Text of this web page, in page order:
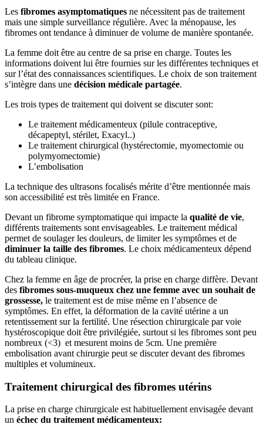
Les fibromes asymptomatiques ne nécessitent pas de traitement
mais une simple surveillance régulière. Avec la ménopause, les
fibromes ont tendance à diminuer de volume de manière spontanée.
La femme doit être au centre de sa prise en charge. Toutes les
informations doivent lui être fournies sur les différentes techniques et
sur l’état des connaissances scientifiques. Le choix de son traitement
s’intègre dans une décision médicale partagée.
Les trois types de traitement qui doivent se discuter sont:
Le traitement médicamenteux (pilule contraceptive,
décapeptyl, stérilet, Exacyl..)
Le traitement chirurgical (hystérectomie, myomectomie ou
polymyomectomie)
L’embolisation
La technique des ultrasons focalisés mérite d’être mentionnée mais
son accessibilité est très limitée en France.
Devant un fibrome symptomatique qui impacte la qualité de vie,
différents traitements sont envisageables. Le traitement médical
permet de soulager les douleurs, de limiter les symptômes et de
diminuer la taille des fibromes. Le choix médicamenteux dépend
du tableau clinique.
Chez la femme en âge de procréer, la prise en charge diffère. Devant
des fibromes sous-muqueux chez une femme avec un souhait de
grossesse, le traitement est de mise même en l’absence de
symptômes. En effet, la déformation de la cavité utérine a un
retentissement sur la fertilité. Une résection chirurgicale par voie
hystéroscopique doit être privilégiée, surtout si les fibromes sont peu
nombreux (<3) et mesurent moins de 5cm. Une première
embolisation avant chirurgie peut se discuter devant des fibromes
multiples et volumineux.
Traitement chirurgical des fibromes utérins
La prise en charge chirurgicale est habituellement envisagée devant
un échec du traitement médicamenteux: